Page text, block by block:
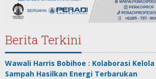
Berita Terkini
Wawali Harris Bobihoe : Kolaborasi Kelola
Sampah Hasilkan Energi Terbarukan